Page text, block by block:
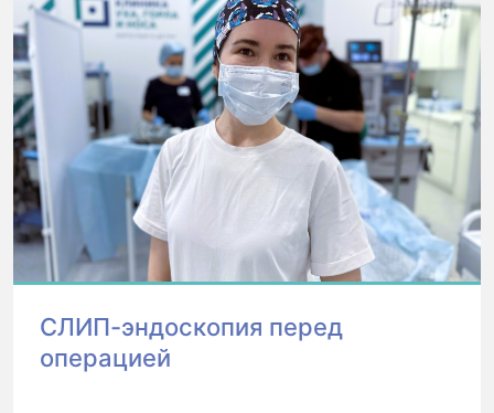
СЛИП-эндоскопия перед
операцией